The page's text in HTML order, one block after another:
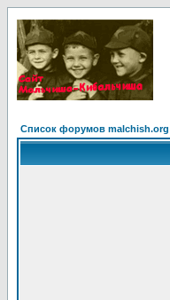
Список форумов malchish.org